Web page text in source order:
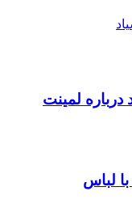
درباره لمینت
لباس